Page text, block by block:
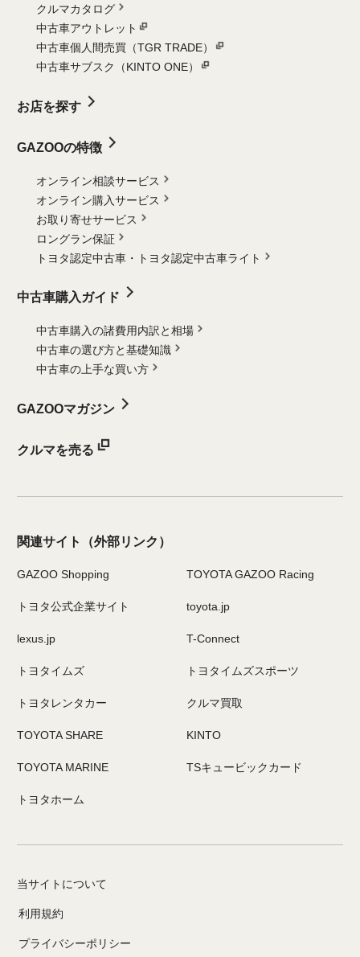
クルマカタログ
中古車アウトレット
中古車個人間売買（TGR TRADE）
中古車サブスク（KINTO ONE）
お店を探す
GAZOOの特徴
オンライン相談サービス
オンライン購入サービス
お取り寄せサービス
ロングラン保証
トヨタ認定中古車・
トヨタ認定中古車ライト
中古車購入ガイド
中古車購入の諸費用内訳と相場
中古車の選び方と基礎知識
中古車の上手な買い方
GAZOOマガジン
クルマを売る
関連サイト （外部リンク）
GAZOO Shopping TOYOTA GAZOO Racing
トヨタ公式企業サイト toyota.jp
lexus.jp T-Connect
トヨタイムズ トヨタイムズスポーツ
トヨタレンタカー クルマ買取
TOYOTA SHARE KINTO
TOYOTA MARINE TSキュービックカード
トヨタホーム
当サイトについて
利用規約
プライバシーポリシー